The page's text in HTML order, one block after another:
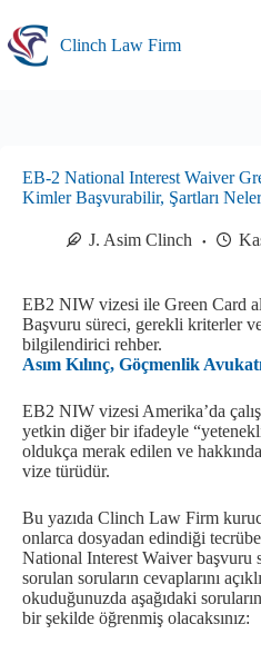
content
Clinch Law Firm
EB-2 National Interest Waiver
Kimler Başvurabilir, Şartları
J. Asim Clinch
EB2 NIW vizesi ile Green Card
Başvuru süreci, gerekli kriterler
bilgilendirici rehber.
Asım Kılınç, Göçmenlik
EB2 NIW vizesi Amerika’da
yetkin diğer bir ifadeyle
oldukça merak edilen ve
vize türüdür.
Bu yazıda Clinch Law Firm
onlarca dosyadan edindiği
National Interest Waiver başvuru
sorulan soruların cevaplarını
okuduğunuzda aşağıdaki
bir şekilde öğrenmiş olacaksınız: